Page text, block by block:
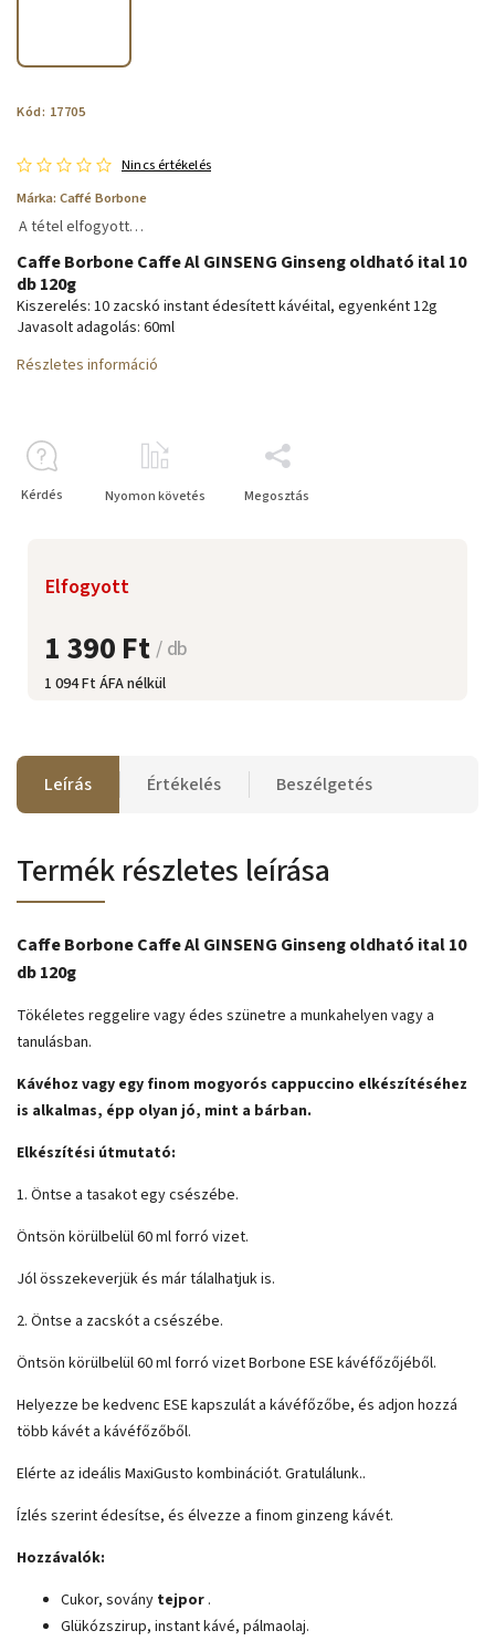
Kód: 17705
Nincs értékelés
Márka: Caffé Borbone
1 390 Ft/ db
1 094 Ft ÁFA nélkül
Elfogyott
A tétel elfogyott…
Caffe Borbone Caffe Al GINSENG Ginseng oldható ital 10
db 120g
Kiszerelés: 10 zacskó instant édesített kávéital, egyenként 12g
Javasolt adagolás: 60ml
Részletes információ
Kérdés Nyomon követés Megosztás
Leírás Értékelés Beszélgetés
Termék részletes leírása
Caffe Borbone Caffe Al GINSENG Ginseng oldható ital 10
db 120g
Tökéletes reggelire vagy édes szünetre a munkahelyen vagy a
tanulásban.
Kávéhoz vagy egy finom mogyorós cappuccino elkészítéséhez
is alkalmas, épp olyan jó, mint a bárban.
Elkészítési útmutató:
1. Öntse a tasakot egy csészébe.
Öntsön körülbelül 60 ml forró vizet.
Jól összekeverjük és már tálalhatjuk is.
2. Öntse a zacskót a csészébe.
Öntsön körülbelül 60 ml forró vizet Borbone ESE kávéfőzőjéből.
Helyezze be kedvenc ESE kapszulát a kávéfőzőbe, és adjon hozzá
több kávét a kávéfőzőből.
Elérte az ideális MaxiGusto kombinációt. Gratulálunk..
Ízlés szerint édesítse, és élvezze a finom ginzeng kávét.
Hozzávalók:
Cukor, sovány tejpor .
Glükózszirup, instant kávé, pálmaolaj.